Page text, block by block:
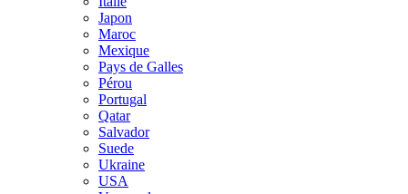
Japon
Maroc
Mexique
Pays de Galles
Pérou
Portugal
Qatar
Salvador
Suede
Ukraine
USA